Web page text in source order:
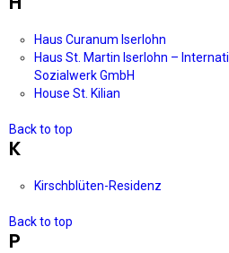
Haus Curanum Iserlohn
Haus St. Martin Iserlohn –
Sozialwerk GmbH
House St. Kilian
Back to top
K
Kirschblüten-Residenz
Back to top
P